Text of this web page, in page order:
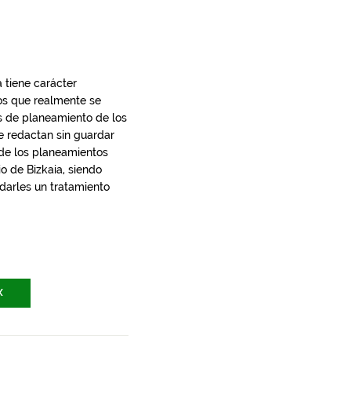
tiene carácter
que realmente se
de planeamiento de los
redactan sin guardar
los planeamientos
de Bizkaia, siendo
un tratamiento